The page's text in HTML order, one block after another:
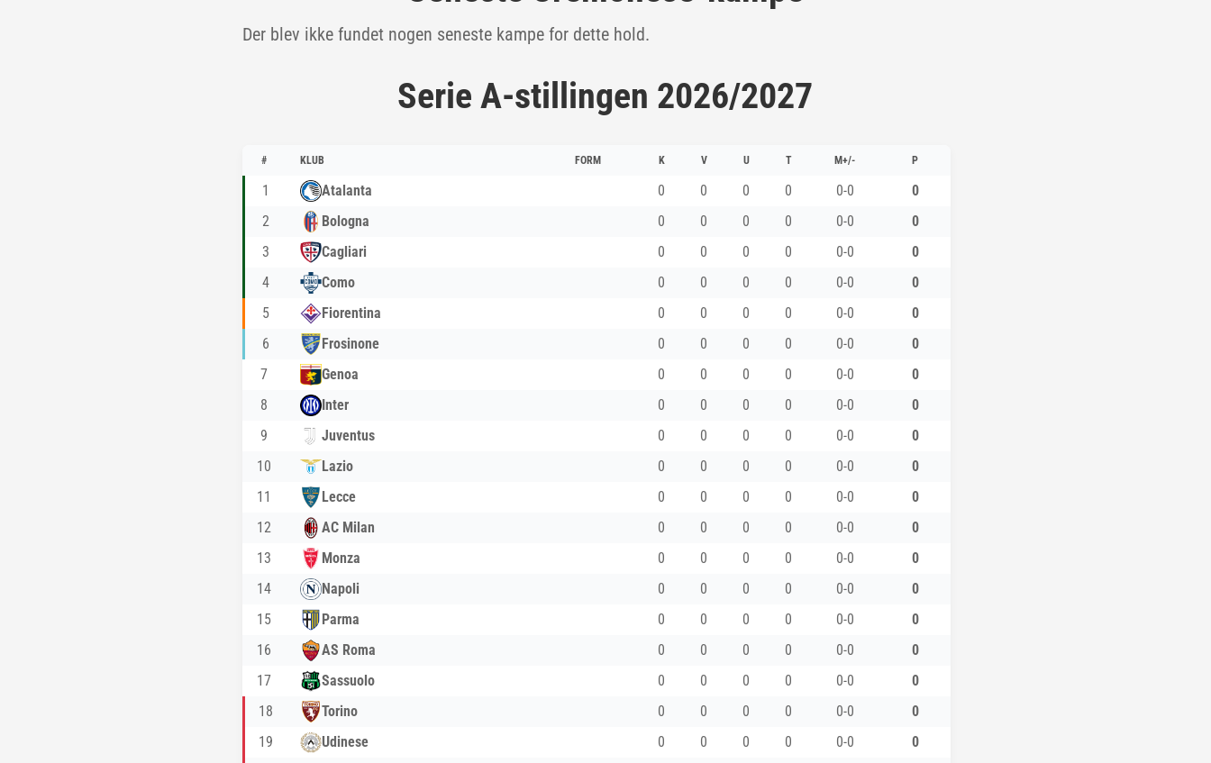
Der blev ikke fundet nogen seneste kampe for dette hold.
Serie A-stillingen 2026/2027
# KLUB FORM K V U T M+/- P
1 Atalanta 0 0 0 0 0-0
0
2
Bologna 0 0 0 0 0-0
0
3
Cagliari 0 0 0 0 0-0
0
4
Como 0 0 0 0 0-0
0
5
Fiorentina 0 0 0 0 0-0
0
6
Frosinone 0 0 0 0 0-0
0
7
Genoa 0 0 0 0 0-0
0
8
Inter 0 0 0 0 0-0
0
9
Juventus 0 0 0 0 0-0
0
10
Lazio 0 0 0 0 0-0
0
11
Lecce 0 0 0 0 0-0
0
12
AC Milan 0 0 0 0 0-0
0
13
Monza 0 0 0 0 0-0
0
14
Napoli 0 0 0 0 0-0
0
15
Parma 0 0 0 0 0-0
0
16
AS Roma 0 0 0 0 0-0
0
17
Sassuolo 0 0 0 0 0-0
0
18
Torino 0 0 0 0 0-0
0
19
Udinese 0 0 0 0 0-0
0